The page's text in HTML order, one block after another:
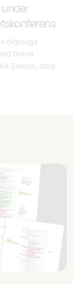
under
digologa
temat
Sweco, stod